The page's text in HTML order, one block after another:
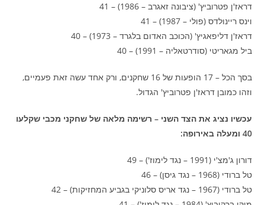
דראז'ן פטרוביץ' (ציבונה זאגרב – 1986) – 41
וינס ריינולדס (פולי – 1987) – 41
דראז'ן דליפאגיץ' (הכוכב האדום בלגרד – 1973) – 40
ביל מגאריטי (סודרטאליה – 1991) – 40
בסך הכל – 17 הופעות של 16 שחקנים, ורק אחד עשה זאת פעמיים,
וזהו כמובן דראז'ן פטרוביץ' הגדול.
עכשיו נציג את הצד השני – רשימה מלאה של שחקני מכבי שקלעו
40 ומעלה באירופה:
דורון ג'מצ'י (1991 – נגד לימוז') – 49
טל ברודי (1968 – נגד גיסן) – 46
טל ברודי (1967 – נגד אריס סלוניקי בגביע המחזיקות) – 42